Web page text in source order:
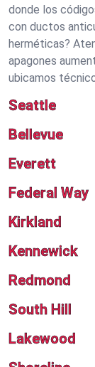
donde los
con ductos
herméticas?
apagones
ubicamos
Seattle
Bellevue
Everett
Federal Way
Kirkland
Kennewick
Redmond
South Hill
Lakewood